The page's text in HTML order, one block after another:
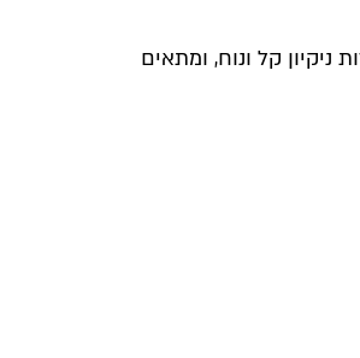
ניקיון קל ונוח, ומתאים